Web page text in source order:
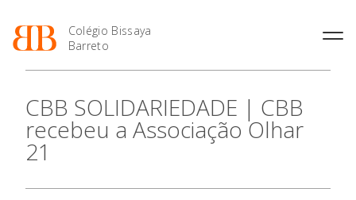
Colégio Bissaya
Barreto
Projeto Educativo
Organização
Colaboradores Docentes
Enriquecimento Curricular
Oferta Curricular
Atividades Extracurriculares
Profissionais
Matrículas
Horários e Manuais
Termalismo
2027
Calendários
Portal do Professor
de Educação
CBB SOLIDARIEDADE | CBB
recebeu a Associação Olhar
21